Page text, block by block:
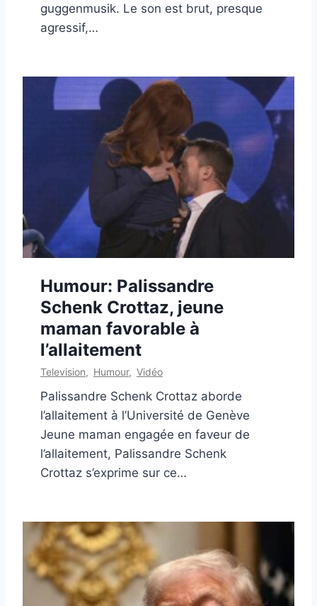
guggenmusik. Le son est brut, presque
agressif,…
Humour: Palissandre
Schenk Crottaz, jeune
maman favorable à
l’allaitement
Television, Humour, Vidéo
Palissandre Schenk Crottaz aborde
l’allaitement à l’Université de Genève
Jeune maman engagée en faveur de
l’allaitement, Palissandre Schenk
Crottaz s’exprime sur ce…